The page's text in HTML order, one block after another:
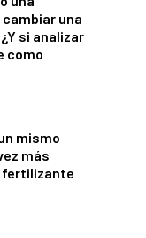
una
si analizar
como
mismo
más
fertilizante